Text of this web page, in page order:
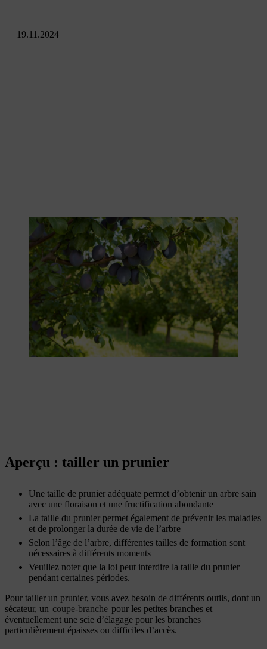
19.11.2024
Aperçu : tailler un prunier
Une taille de prunier adéquate permet d’obtenir un arbre sain
avec une floraison et une fructification abondante
La taille du prunier permet également de prévenir les maladies
et de prolonger la durée de vie de l’arbre
Selon l’âge de l’arbre, différentes tailles de formation sont
nécessaires à différents moments
Veuillez noter que la loi peut interdire la taille du prunier
pendant certaines périodes.
Pour tailler un prunier, vous avez besoin de différents outils, dont un
sécateur, un coupe-branche pour les petites branches et
éventuellement une scie d’élagage pour les branches
particulièrement épaisses ou difficiles d’accès.